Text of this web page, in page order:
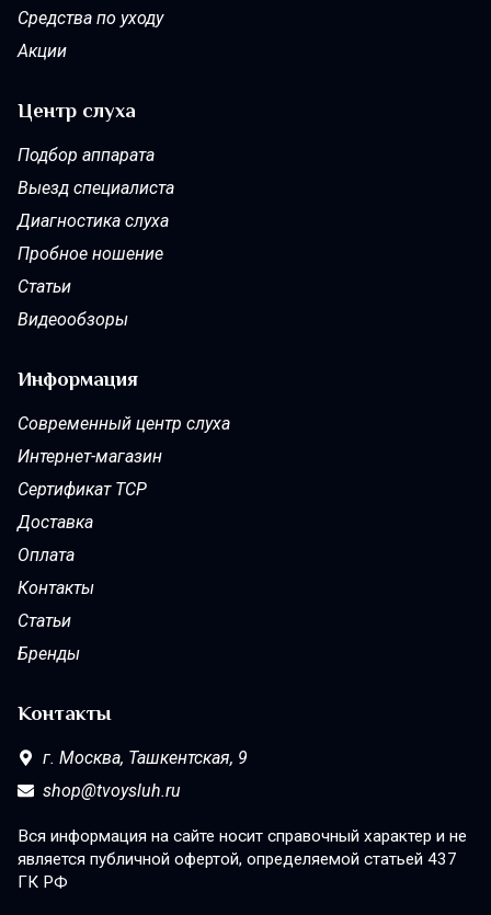
Регистрация данных
Звуковая поддержка шума в ушах
Совместимость с iOS и Android
Средства по уходу
Акции
Центр слуха
Подбор аппарата
Выезд специалиста
Диагностика слуха
Пробное ношение
Статьи
Видеообзоры
Информация
Современный центр слуха
Интернет-магазин
Сертификат ТСР
Доставка
Оплата
Контакты
Статьи
Бренды
Контакты
г. Москва, Ташкентская, 9
shop@tvoysluh.ru
Вся информация на сайте носит справочный характер и не
является публичной офертой, определяемой статьей 437
ГК РФ